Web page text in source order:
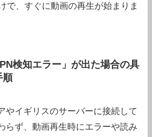
で、すぐに動画の再生が始まりま
検知エラー」が出た場合の具
順
やイギリスのサーバーに接続して
らず、動画再生時にエラーや読み